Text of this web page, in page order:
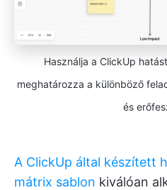
Használja a ClickUp
meghatározza a különböző
és
A ClickUp által készített
mátrix sablon kiválóan